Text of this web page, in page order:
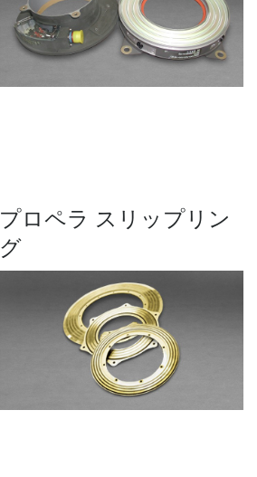
プロペラ スリップリン
グ